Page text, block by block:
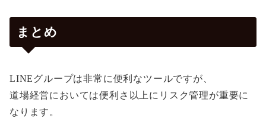
まとめ
LINEグループは非常に便利なツールですが、
道場経営においては便利さ以上にリスク管理が重要に
なります。